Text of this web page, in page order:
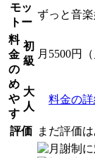
モッ
トー
ずっと音
料
金
の
め
や
す
初
級
月5500円
大
人
料金の詳
評価 まだ評価